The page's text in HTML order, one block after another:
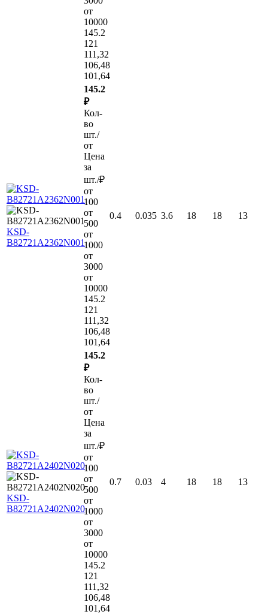
от
10000
145.2
121
111,32
106,48
101,64
KSD-
B82721A2362N001
145.2
₽
Кол-
во
шт./
от
Цена
за
шт./₽
от
100
от
500
от
1000
от
3000
от
10000
145.2
121
111,32
106,48
101,64
0.4 0.035 3.6 18 18 13
KSD-
B82721A2402N020
145.2
₽
Кол-
во
шт./
от
Цена
за
шт./₽
от
100
от
500
от
1000
от
3000
от
10000
145.2
121
111,32
106,48
101,64
0.7 0.03 4 18 18 13